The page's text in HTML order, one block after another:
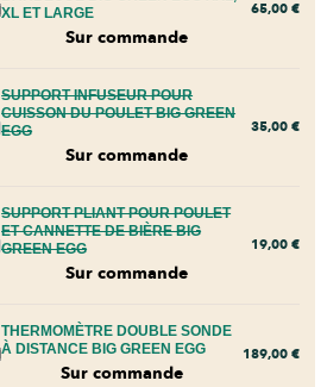
XL ET LARGE
Sur commande
65,00 €
SUPPORT INFUSEUR POUR
CUISSON DU POULET BIG GREEN
EGG
Sur commande
35,00 €
SUPPORT PLIANT POUR POULET
ET CANNETTE DE BIÈRE BIG
GREEN EGG
Sur commande
19,00 €
THERMOMÈTRE DOUBLE SONDE
À DISTANCE BIG GREEN EGG
Sur commande
189,00 €